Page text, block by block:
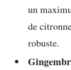
un
de
robuste.